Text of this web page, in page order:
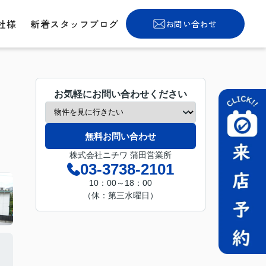
様 新着スタッフブログ お問い合わせ
お気軽にお問い合わせください
無料お問い合わせ
株式会社ニチワ 蒲田営業所
03-3738-2101
10：00～18：00
（休：第三水曜日）